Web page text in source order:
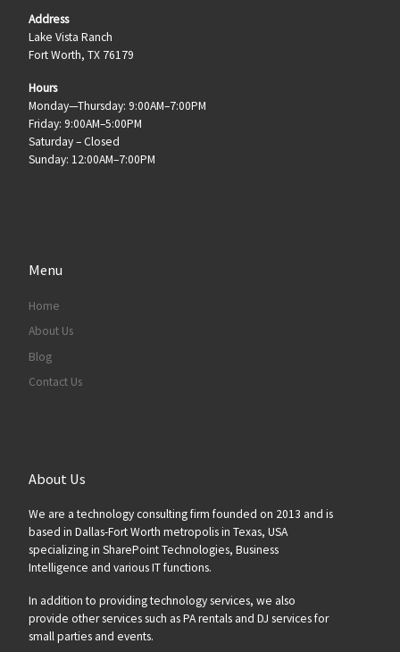
Address
Lake Vista Ranch
Fort Worth, TX 76179
Hours
Monday—Thursday: 9:00AM–7:00PM
Friday: 9:00AM–5:00PM
Saturday – Closed
Sunday: 12:00AM–7:00PM
Menu
Home
About Us
Blog
Contact Us
About Us
We are a technology consulting firm founded on 2013 and is
based in Dallas-Fort Worth metropolis in Texas, USA
specializing in SharePoint Technologies, Business
Intelligence and various IT functions.
In addition to providing technology services, we also
provide other services such as PA rentals and DJ services for
small parties and events.